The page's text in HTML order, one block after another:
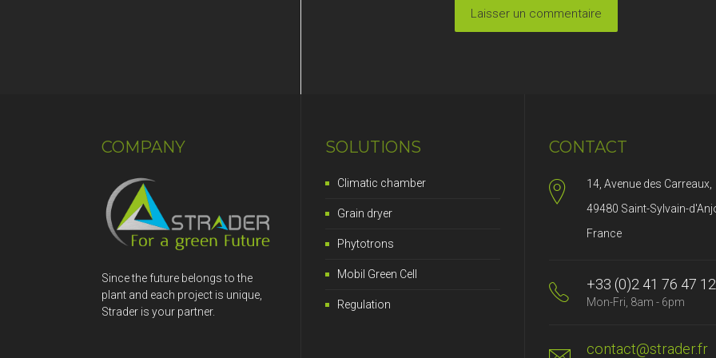
COMPANY
Since the future belongs to the
plant and each project is unique,
Strader is your partner.
SOLUTIONS
Climatic chamber
Grain dryer
Phytotrons
Mobil Green Cell
Regulation
CONTACT
14, Avenue des Carreaux,
49480 Saint-Sylvain-
France
+33 (0)2 41 76 47 12
Mon-Fri, 8am - 6pm
contact@strader.fr